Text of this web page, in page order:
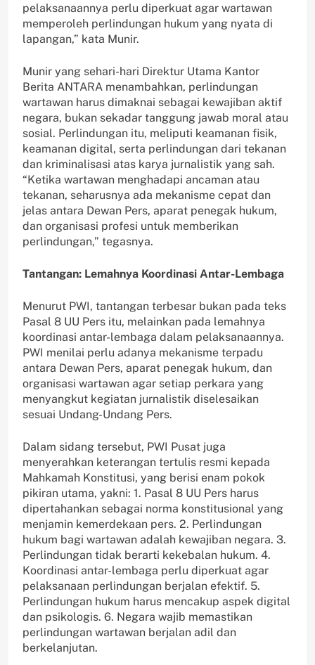
pelaksanaannya perlu diperkuat agar wartawan
memperoleh perlindungan hukum yang nyata di
lapangan,” kata Munir.
Munir yang sehari-hari Direktur Utama Kantor
Berita ANTARA menambahkan, perlindungan
wartawan harus dimaknai sebagai kewajiban aktif
negara, bukan sekadar tanggung jawab moral atau
sosial. Perlindungan itu, meliputi keamanan fisik,
keamanan digital, serta perlindungan dari tekanan
dan kriminalisasi atas karya jurnalistik yang sah.
“Ketika wartawan menghadapi ancaman atau
tekanan, seharusnya ada mekanisme cepat dan
jelas antara Dewan Pers, aparat penegak hukum,
dan organisasi profesi untuk memberikan
perlindungan,” tegasnya.
Tantangan: Lemahnya Koordinasi Antar-Lembaga
Menurut PWI, tantangan terbesar bukan pada teks
Pasal 8 UU Pers itu, melainkan pada lemahnya
koordinasi antar-lembaga dalam pelaksanaannya.
PWI menilai perlu adanya mekanisme terpadu
antara Dewan Pers, aparat penegak hukum, dan
organisasi wartawan agar setiap perkara yang
menyangkut kegiatan jurnalistik diselesaikan
sesuai Undang-Undang Pers.
Dalam sidang tersebut, PWI Pusat juga
menyerahkan keterangan tertulis resmi kepada
Mahkamah Konstitusi, yang berisi enam pokok
pikiran utama, yakni: 1. Pasal 8 UU Pers harus
dipertahankan sebagai norma konstitusional yang
menjamin kemerdekaan pers. 2. Perlindungan
hukum bagi wartawan adalah kewajiban negara. 3.
Perlindungan tidak berarti kekebalan hukum. 4.
Koordinasi antar-lembaga perlu diperkuat agar
pelaksanaan perlindungan berjalan efektif. 5.
Perlindungan hukum harus mencakup aspek digital
dan psikologis. 6. Negara wajib memastikan
perlindungan wartawan berjalan adil dan
berkelanjutan.